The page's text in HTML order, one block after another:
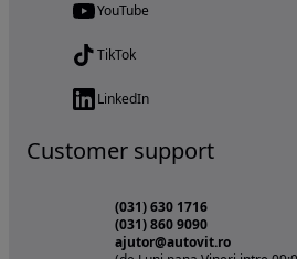
YouTube
TikTok
LinkedIn
Customer support
(031) 630 1716
(031) 860 9090
ajutor@autovit.ro